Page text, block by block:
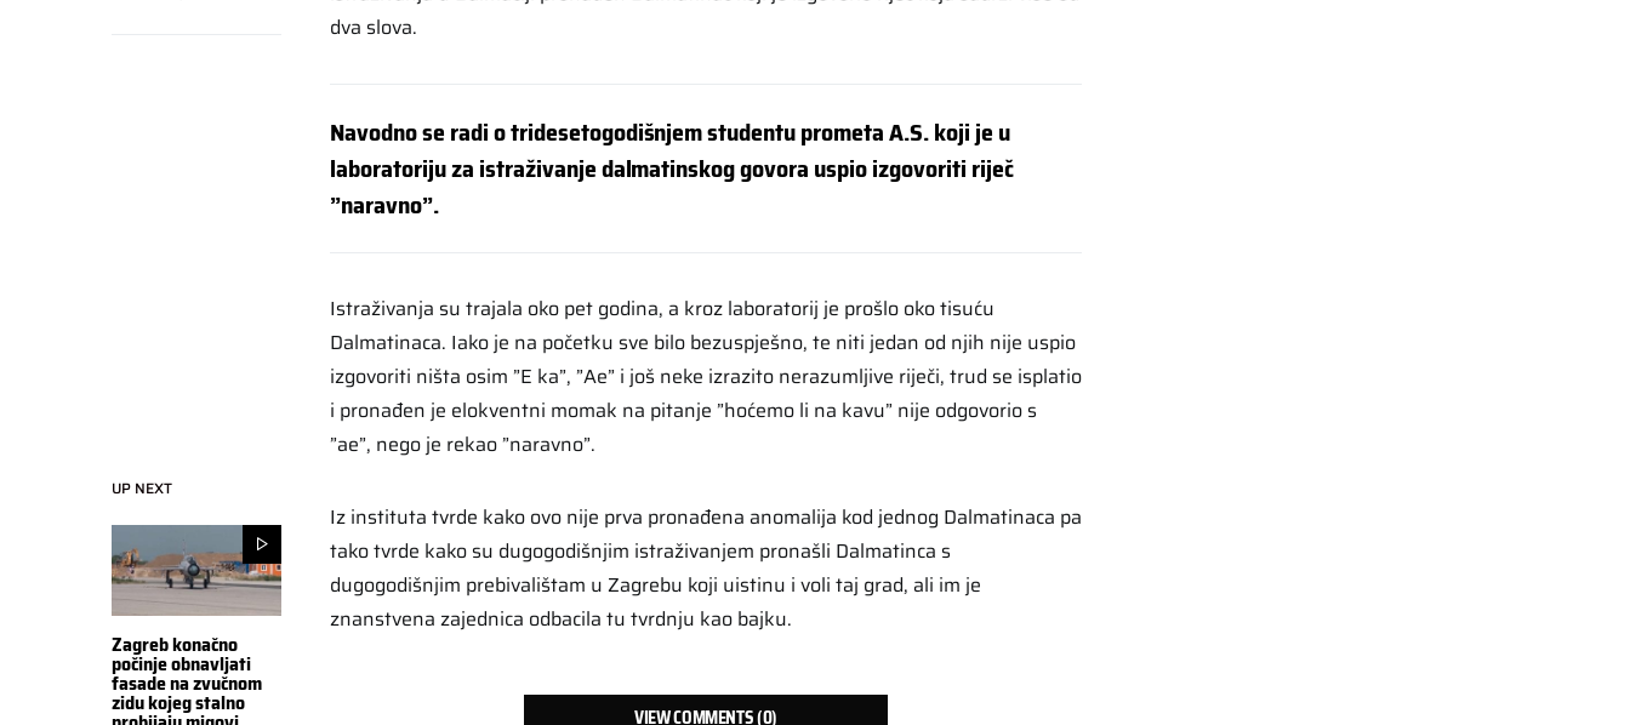
UP NEXT
Zagreb konačno
počinje obnavljati
fasade na zvučnom
zidu kojeg stalno
dva slova.
Navodno se radi o tridesetogodišnjem studentu prometa A.S. koji je u
laboratoriju za istraživanje dalmatinskog govora uspio izgovoriti riječ
”naravno”.
Istraživanja su trajala oko pet godina, a kroz laboratorij je prošlo oko tisuću
Dalmatinaca. Iako je na početku sve bilo bezuspješno, te niti jedan od njih nije uspio
izgovoriti ništa osim ”E ka”, ”Ae” i još neke izrazito nerazumljive riječi, trud se isplatio
i pronađen je elokventni momak na pitanje ”hoćemo li na kavu” nije odgovorio s
”ae”, nego je rekao ”naravno”.
Iz instituta tvrde kako ovo nije prva pronađena anomalija kod jednog Dalmatinaca pa
tako tvrde kako su dugogodišnjim istraživanjem pronašli Dalmatinca s
dugogodišnjim prebivalištam u Zagrebu koji uistinu i voli taj grad, ali im je
znanstvena zajednica odbacila tu tvrdnju kao bajku.
VIEW COMMENTS (0)